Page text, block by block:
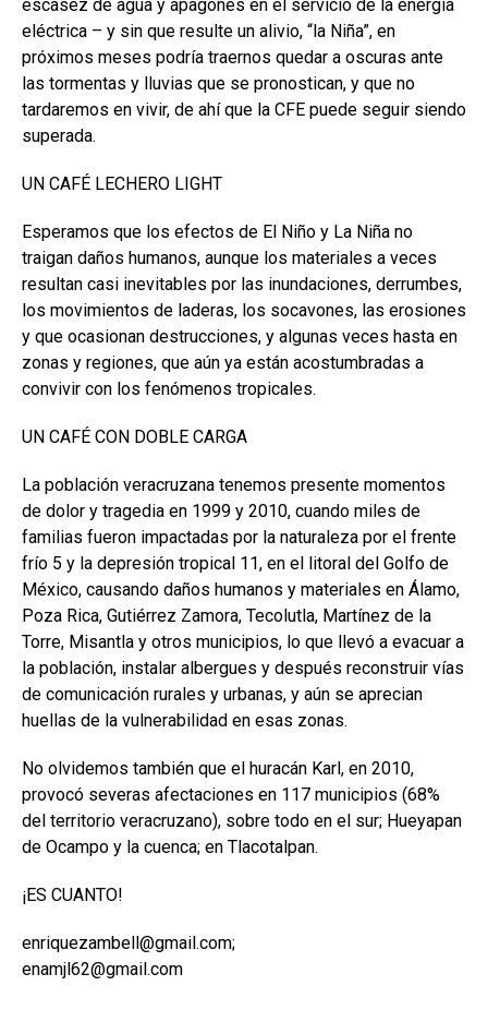
escasez de agua y apagones en el servicio de la energía
eléctrica – y sin que resulte un alivio, “la Niña”, en
próximos meses podría traernos quedar a oscuras ante
las tormentas y lluvias que se pronostican, y que no
tardaremos en vivir, de ahí que la CFE puede seguir siendo
superada.
UN CAFÉ LECHERO LIGHT
Esperamos que los efectos de El Niño y La Niña no
traigan daños humanos, aunque los materiales a veces
resultan casi inevitables por las inundaciones, derrumbes,
los movimientos de laderas, los socavones, las erosiones
y que ocasionan destrucciones, y algunas veces hasta en
zonas y regiones, que aún ya están acostumbradas a
convivir con los fenómenos tropicales.
UN CAFÉ CON DOBLE CARGA
La población veracruzana tenemos presente momentos
de dolor y tragedia en 1999 y 2010, cuando miles de
familias fueron impactadas por la naturaleza por el frente
frío 5 y la depresión tropical 11, en el litoral del Golfo de
México, causando daños humanos y materiales en Álamo,
Poza Rica, Gutiérrez Zamora, Tecolutla, Martínez de la
Torre, Misantla y otros municipios, lo que llevó a evacuar a
la población, instalar albergues y después reconstruir vías
de comunicación rurales y urbanas, y aún se aprecian
huellas de la vulnerabilidad en esas zonas.
No olvidemos también que el huracán Karl, en 2010,
provocó severas afectaciones en 117 municipios (68%
del territorio veracruzano), sobre todo en el sur; Hueyapan
de Ocampo y la cuenca; en Tlacotalpan.
¡ES CUANTO!
enriquezambell@gmail.com;
enamjl62@gmail.com